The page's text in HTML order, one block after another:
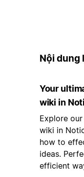
Nội dung
Your
wiki in
Explore
wiki in
how to
ideas.
efficient